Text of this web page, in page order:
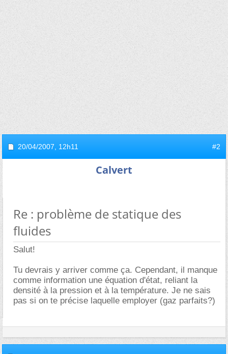
20/04/2007, 12h11 #2
Calvert
Re : problème de statique des
fluides
Salut!
Tu devrais y arriver comme ça. Cependant, il manque
comme information une équation d'état, reliant la
densité à la pression et à la température. Je ne sais
pas si on te précise laquelle employer (gaz parfaits?)